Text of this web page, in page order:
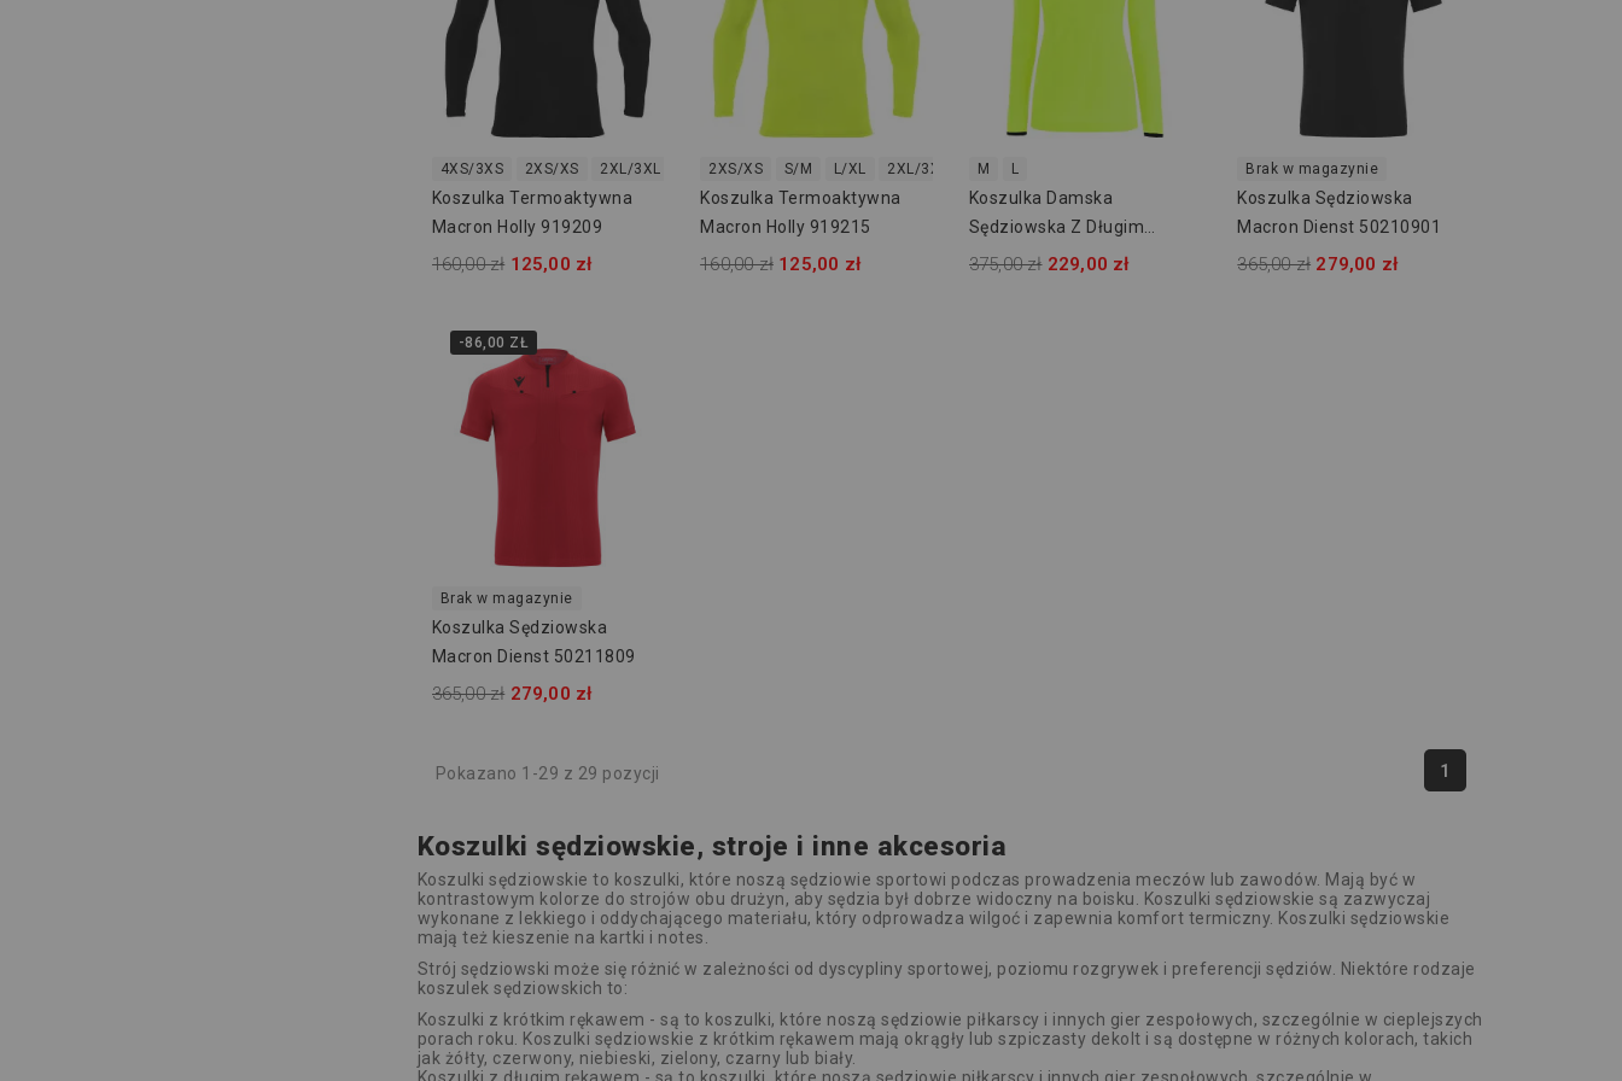
4XS/3XS 2XS/XS 2XL/3XL
Koszulka Termoaktywna
Macron Holly 919209
160,00 zł 125,00 zł
2XS/XS S/M L/XL 2XL/3XL
Koszulka Termoaktywna
Macron Holly 919215
160,00 zł 125,00 zł
M L
Koszulka Damska
Sędziowska Z Długim
Rękawem Macron
375,00 zł 229,00 zł
Brak w magazynie
Koszulka Sędziowska
Macron Dienst 50210901
365,00 zł 279,00 zł
-86,00 ZŁ
Brak w magazynie
Koszulka Sędziowska
Macron Dienst 50211809
365,00 zł 279,00 zł
Pokazano 1-29 z 29 pozycji 1
Koszulki sędziowskie, stroje i inne akcesoria
Koszulki sędziowskie to koszulki, które noszą sędziowie sportowi podczas prowadzenia meczów lub zawodów. Mają być w
kontrastowym kolorze do strojów obu drużyn, aby sędzia był dobrze widoczny na boisku. Koszulki sędziowskie są zazwyczaj
wykonane z lekkiego i oddychającego materiału, który odprowadza wilgoć i zapewnia komfort termiczny. Koszulki sędziowskie
mają też kieszenie na kartki i notes.
Strój sędziowski może się różnić w zależności od dyscypliny sportowej, poziomu rozgrywek i preferencji sędziów. Niektóre rodzaje
koszulek sędziowskich to:
Koszulki z krótkim rękawem - są to koszulki, które noszą sędziowie piłkarscy i innych gier zespołowych, szczególnie w cieplejszych
porach roku. Koszulki sędziowskie z krótkim rękawem mają okrągły lub szpiczasty dekolt i są dostępne w różnych kolorach, takich
jak żółty, czerwony, niebieski, zielony, czarny lub biały.